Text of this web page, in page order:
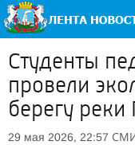
Студенты
провели
берегу
29 мая 2026, 22:57